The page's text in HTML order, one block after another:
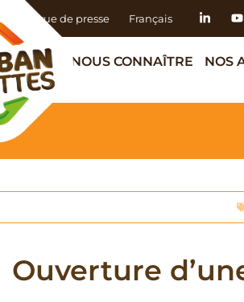
Revue de presse Français
NOUS CONNAÎTRE NOS
Ouverture